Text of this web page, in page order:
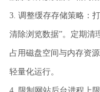
3. 调整缓存存储策略：
清除浏览数据”。定期清
占用磁盘空间与内存资
轻量化运行。